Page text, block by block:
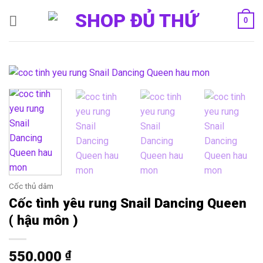
0
Cốc thủ dâm
Cốc tình yêu rung Snail Dancing Queen
( hậu môn )
550.000 ₫